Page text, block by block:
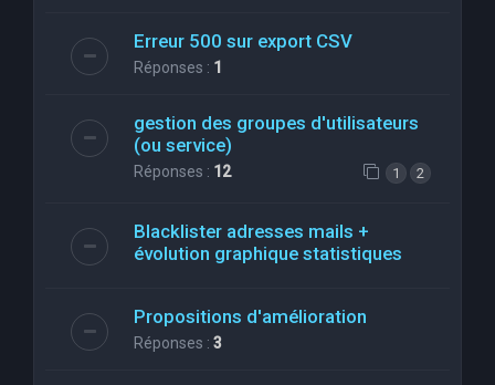
Erreur 500 sur export CSV
Réponses : 1
gestion des groupes d'utilisateurs
(ou service)
Réponses : 12 1 2
Blacklister adresses mails +
évolution graphique statistiques
Propositions d'amélioration
Réponses : 3